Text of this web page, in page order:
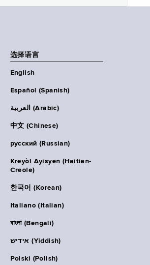
选择语言
English
Español (Spanish)
العربية (Arabic)
中文 (Chinese)
русский (Russian)
Kreyòl Ayisyen (Haitian-
Creole)
한국어 (Korean)
Italiano (Italian)
বাংলা (Bengali)
אידיש (Yiddish)
Polski (Polish)